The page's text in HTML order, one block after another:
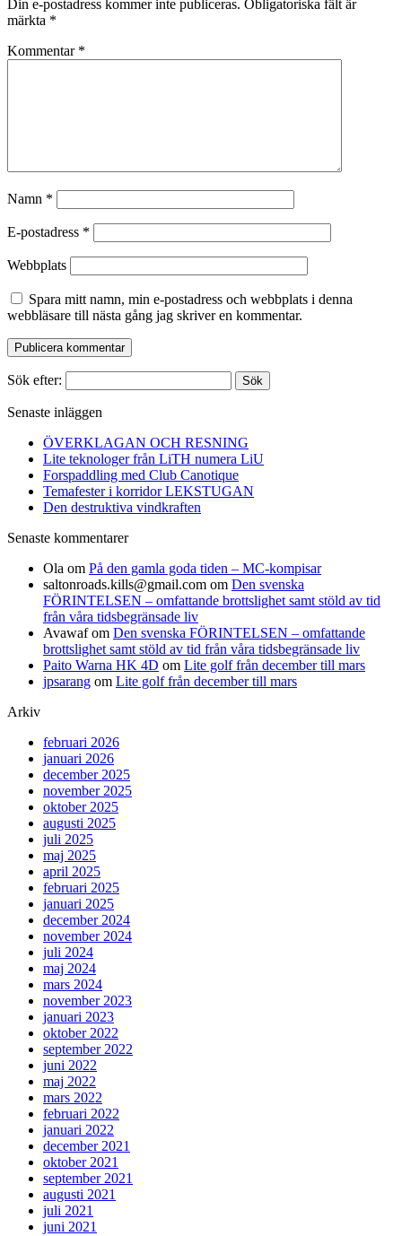
Din e-postadress kommer inte publiceras. Obligatoriska fält är
märkta *
Kommentar *
Namn *
E-postadress *
Webbplats
Spara mitt namn, min e-postadress och webbplats i denna
webbläsare till nästa gång jag skriver en kommentar.
Sök efter:
Senaste inläggen
ÖVERKLAGAN OCH RESNING
Lite teknologer från LiTH numera LiU
Forspaddling med Club Canotique
Temafester i korridor LEKSTUGAN
Den destruktiva vindkraften
Senaste kommentarer
Ola om På den gamla goda tiden – MC-kompisar
saltonroads.kills@gmail.com om Den svenska
FÖRINTELSEN – omfattande brottslighet samt stöld av tid
från våra tidsbegränsade liv
Avawafom Den svenska FÖRINTELSEN – omfattande
brottslighet samt stöld av tid från våra tidsbegränsade liv
Paito Warna HK 4D om Lite golf från december till mars
jpsarang om Lite golf från december till mars
Arkiv
februari 2026
januari 2026
december 2025
november 2025
oktober 2025
augusti 2025
juli 2025
maj 2025
april 2025
februari 2025
januari 2025
december 2024
november 2024
juli 2024
maj 2024
mars 2024
november 2023
januari 2023
oktober 2022
september 2022
juni 2022
maj 2022
mars 2022
februari 2022
januari 2022
december 2021
oktober 2021
september 2021
augusti 2021
juli 2021
juni 2021